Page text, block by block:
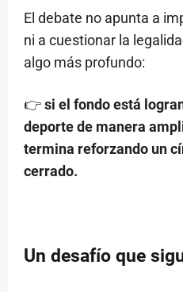
El debate no apunta a
ni a cuestionar la
algo más profundo:
👉si el fondo está
deporte de manera
termina reforzando un
cerrado.
Un desafío que